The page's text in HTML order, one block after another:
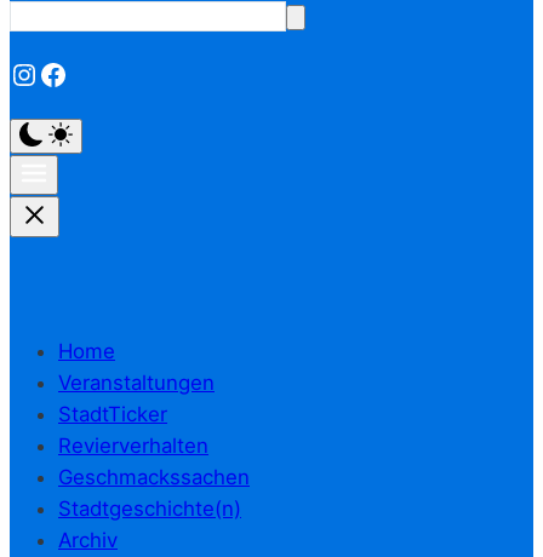
Instagram
Facebook
Home
Veranstaltungen
StadtTicker
Revierverhalten
Geschmackssachen
Stadtgeschichte(n)
Archiv